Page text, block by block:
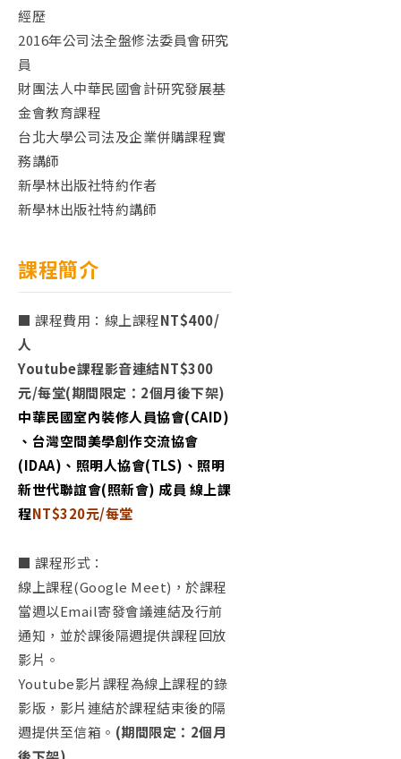
經歷
2016年公司法全盤修法委員會研究
員
財團法人中華民國會計研究發展基
金會教育課程
台北大學公司法及企業併購課程實
務講師
新學林出版社特約作者
新學林出版社特約講師
課程簡介
■ 課程費用：線上課程NT$400/
人
Youtube課程影音連結NT$300
元/每堂(期間限定：2個月後下架)
中華民國室內裝修人員協會(CAID)
、台灣空間美學創作交流協會
(IDAA)、照明人協會(TLS)、照明
新世代聯誼會(照新會) 成員 線上課
程NT$320元/每堂
■ 課程形式：
線上課程(Google Meet)，於課程
當週以Email寄發會議連結及行前
通知，並於課後隔週提供課程回放
影片。
Youtube影片課程為線上課程的錄
影版，影片連結於課程結束後的隔
週提供至信箱。 (期間限定：2個月